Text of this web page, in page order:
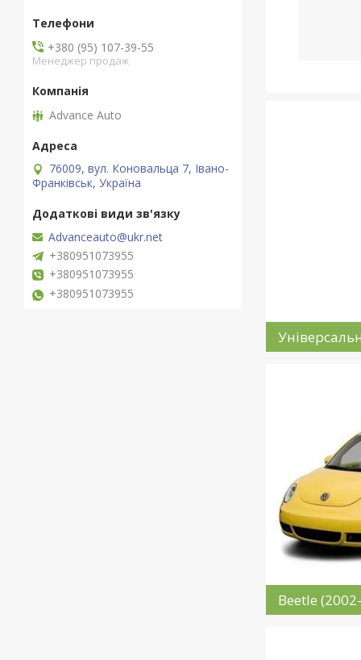
Beetle
+380 (95) 107-39-55
Менеджер продаж
Advance Auto
76009, вул. Коновальца 7, Івано-
Франківськ, Україна
Advanceauto@ukr.net
+380951073955
+380951073955
+380951073955